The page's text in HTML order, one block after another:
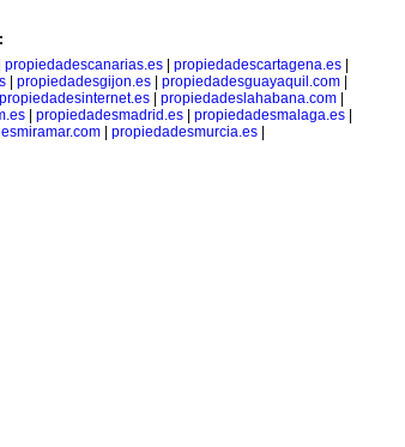
propiedadescanarias.es| propiedadescartagena.es|
propiedadesgijon.es propiedadesguayaquil.com
propiedadesinternet.es propiedadeslahabana.com
propiedadesmadrid.es propiedadesmalaga.es
propiedadesmurcia.es